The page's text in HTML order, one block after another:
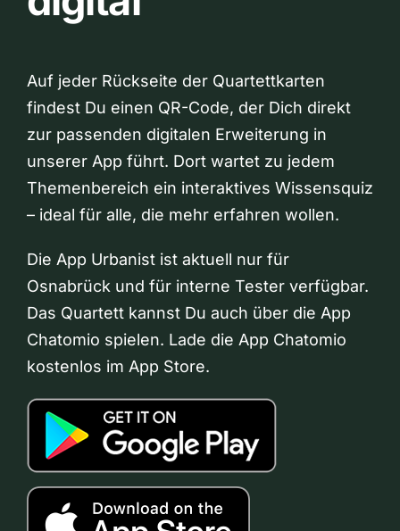
Auf jeder Rückseite der Quartettkarten
findest Du einen QR-Code, der Dich direkt
zur passenden digitalen Erweiterung in
unserer App führt. Dort wartet zu jedem
Themenbereich ein interaktives Wissensquiz
– ideal für alle, die mehr erfahren wollen.
Die App Urbanist ist aktuell nur für
Osnabrück und für interne Tester verfügbar.
Das Quartett kannst Du auch über die App
Chatomio spielen. Lade die App Chatomio
kostenlos im App Store.